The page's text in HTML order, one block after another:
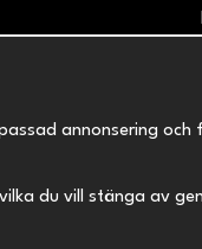
annonsering
du vill stänga av